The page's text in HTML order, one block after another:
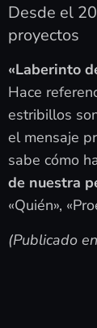
Desde el
proyectos
«Laberinto
Hace
estribillos
el mensaje
sabe cómo
de nuestra
«Quién»,
(Publicado